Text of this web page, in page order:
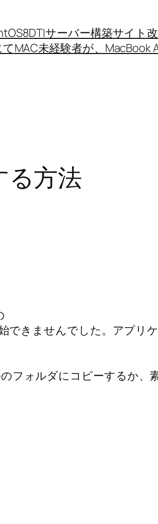
DTIサーバー構築サイト
MAC未経験者が、MacBook
る方法
できませんでした。アプリ
フォルダにコピーするか、